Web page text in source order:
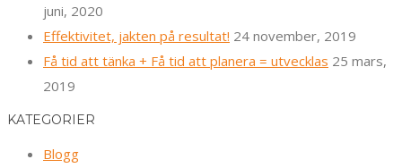
juni, 2020
Effektivitet, jakten på resultat! 24 november, 2019
Få tid att tänka + Få tid att planera = utvecklas 25 mars,
2019
KATEGORIER
Blogg